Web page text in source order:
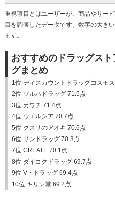
重視項目とはユーザーが、商品やサー
目を調査したデータです。数字の大き
ます。
おすすめのドラッグス
グまとめ
1位 ディスカウントドラッグコスモ
2位 ツルハドラッグ 71.5点
3位 カワチ 71.4点
4位 ウエルシア 70.7点
5位 クスリのアオキ 70.6点
6位 サンドラッグ 70.3点
7位 CREATE 70.1点
8位 ダイコクドラッグ 69.7点
9位 V・ドラッグ 69.4点
10位 キリン堂 69.2点